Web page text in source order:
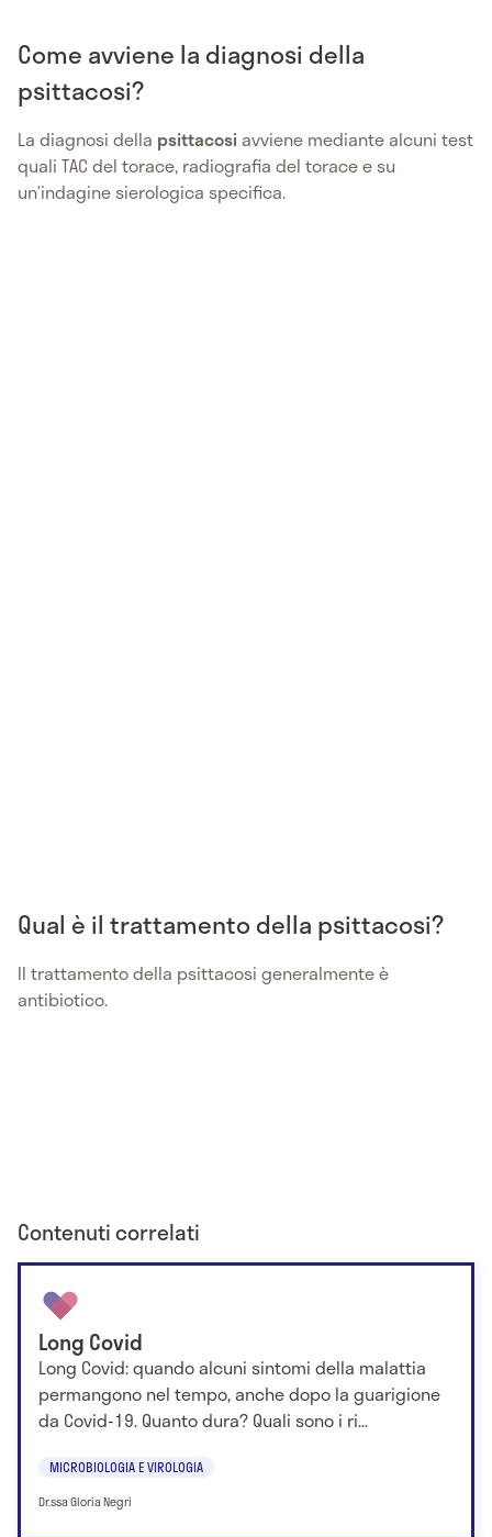
Come avviene la diagnosi della
psittacosi?
La diagnosi della psittacosi avviene mediante alcuni test
quali TAC del torace, radiografia del torace e su
un’indagine sierologica specifica.
Qual è il trattamento della psittacosi?
Il trattamento della psittacosi generalmente è
antibiotico.
Contenuti correlati
Long Covid
Long Covid: quando alcuni sintomi della malattia
permangono nel tempo, anche dopo la guarigione
da Covid-19. Quanto dura? Quali sono i ri...
MICROBIOLOGIA E VIROLOGIA
Dr.ssa Gloria Negri